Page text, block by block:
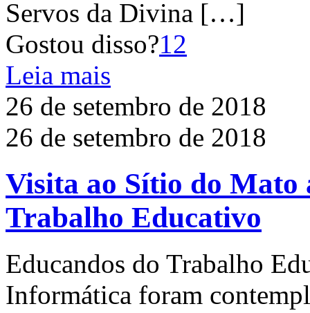
Servos da Divina […]
Gostou disso?12
Leia mais
26 de setembro de 2018
26 de setembro de 2018
Visita ao Sítio do Mato
Trabalho Educativo
Educandos do Trabalho
Informática foram